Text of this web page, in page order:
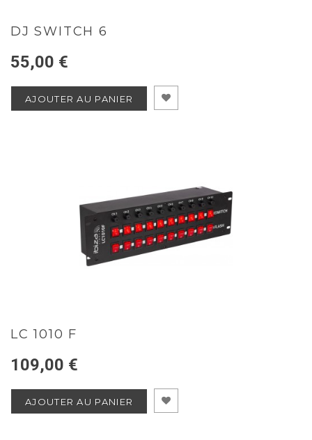
DJ SWITCH 6
55,00 €
AJOUTER AU PANIER
LC 1010 F
109,00 €
AJOUTER AU PANIER